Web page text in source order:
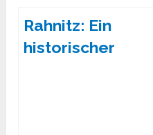
Rahnitz: Ein
historischer